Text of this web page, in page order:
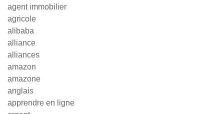
agent immobilier
agricole
alibaba
alliance
alliances
amazon
amazone
anglais
apprendre en ligne